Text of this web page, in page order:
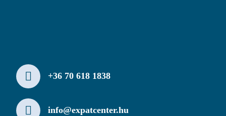
+36 70 618 1838
info@expatcenter.hu